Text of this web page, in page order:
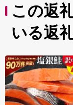
この返
いる返